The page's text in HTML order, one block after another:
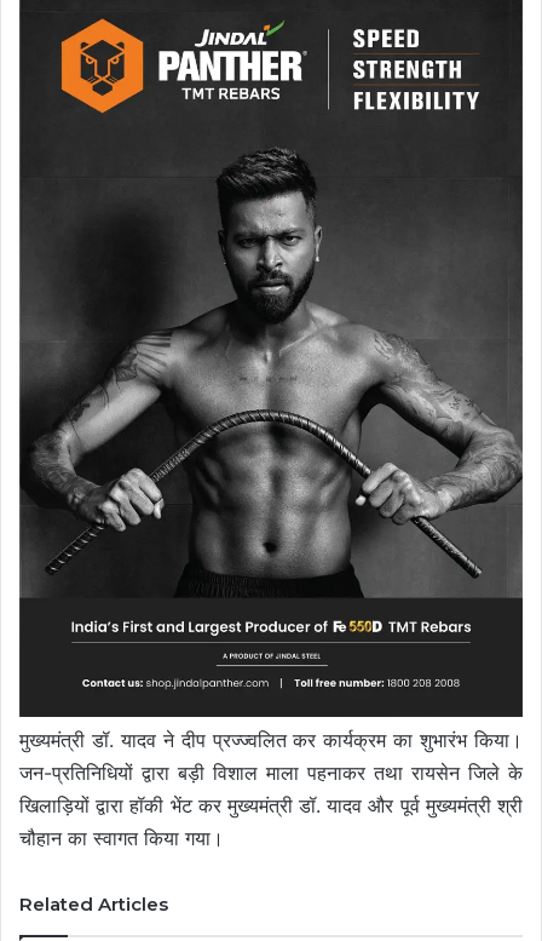
मुख्यमंत्री डॉ. यादव ने दीप प्रज्ज्वलित कर कार्यक्रम का शुभारंभ किया।
जन-प्रतिनिधियों द्वारा बड़ी विशाल माला पहनाकर तथा रायसेन जिले के
खिलाड़ियों द्वारा हॉकी भेंट कर मुख्यमंत्री डॉ. यादव और पूर्व मुख्यमंत्री श्री
चौहान का स्वागत किया गया।
Related Articles